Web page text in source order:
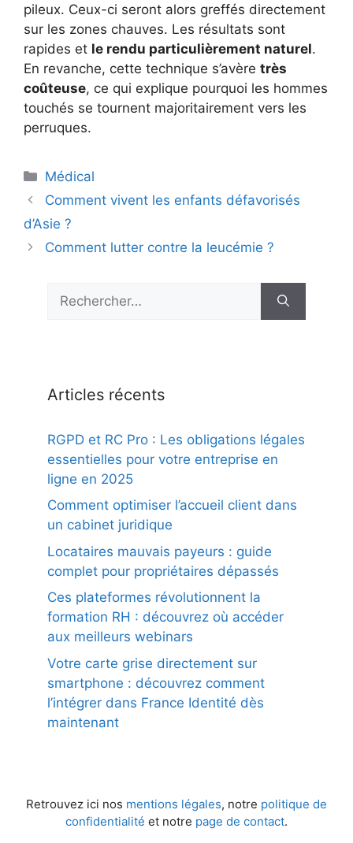
pileux. Ceux-ci seront alors greffés directement
sur les zones chauves. Les résultats sont
rapides et le rendu particulièrement naturel.
En revanche, cette technique s’avère très
coûteuse, ce qui explique pourquoi les hommes
touchés se tournent majoritairement vers les
perruques.
Catégories
Médical
Comment vivent les enfants défavorisés
d’Asie ?
Comment lutter contre la leucémie ?
Articles récents
RGPD et RC Pro : Les obligations légales
essentielles pour votre entreprise en
ligne en 2025
Comment optimiser l’accueil client dans
un cabinet juridique
Locataires mauvais payeurs : guide
complet pour propriétaires dépassés
Ces plateformes révolutionnent la
formation RH : découvrez où accéder
aux meilleurs webinars
Votre carte grise directement sur
smartphone : découvrez comment
l’intégrer dans France Identité dès
maintenant
Retrouvez ici nos mentions légales, notre politique de
confidentialité et notre page de contact.